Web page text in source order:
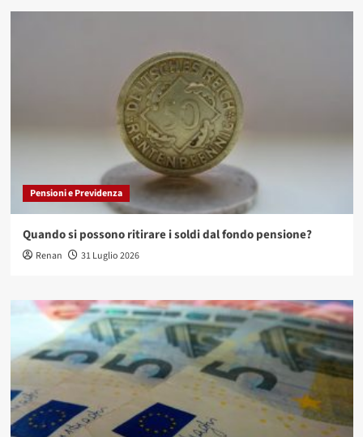
Pensioni e Previdenza
Quando si possono ritirare i soldi dal fondo pensione?
Renan 31 Luglio 2026